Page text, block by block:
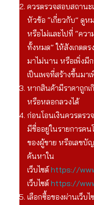
ควรตรวจสอบสถานะ
หัวข้อ “เกี่ยวกับ” ดู
หรือไม่และไปที่ “ควา
ทั้งหมด” ให้สังเกตต
มาไม่นาน หรือเพิ่งมี
เป็นเพจที่สร้างขึ้นมา
หากสินค้ามีราคาถูกเ
หรือหลอกลวงได้
ก่อนโอนเงินควรตร
มีชื่ออยู่ในรายการค
ของผู้ขาย หรือเลขบั
ค้นหาใน
เว็บไซต์ https://
เว็บไซต์ https://
เลือกซื้อของผ่านเว็บ